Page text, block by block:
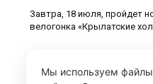
Завтра, 18 июля, пройдет
велогонка «Крылатские
Мы используем